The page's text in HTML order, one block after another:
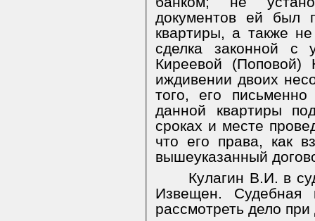
документов ей был
квартиры, а также
сделка законной с
Киреевой
иждивении двоих
того, его
данной квартиры
сроках и месте
что его права, как
вышеуказанный
Кулагин В.И. в
Извещен. Судебная
рассмотреть дело